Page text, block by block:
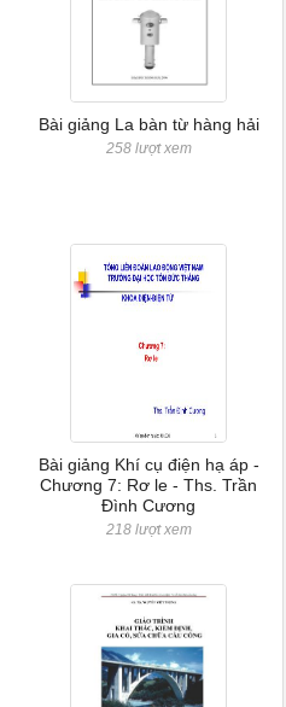
Bài giảng La bàn từ hàng hải
258 lượt xem
Bài giảng Khí cụ điện hạ áp -
Chương 7: Rơ le - Ths. Trần
Đình Cương
218 lượt xem